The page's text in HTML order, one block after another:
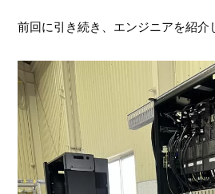
前回に引き続き、エンジニアを紹介